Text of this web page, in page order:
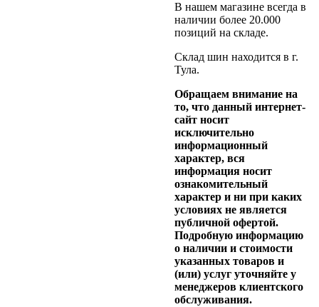
В нашем магазине всегда в
наличии более 20.000
позиций на складе.
Склад шин находится в г.
Тула.
Обращаем внимание на
то, что данный интернет-
сайт носит
исключительно
информационный
характер, вся
информация носит
ознакомительный
характер и ни при каких
условиях не является
публичной офертой.
Подробную информацию
о наличии и стоимости
указанных товаров и
(или) услуг уточняйте у
менеджеров клиентского
обслуживания.